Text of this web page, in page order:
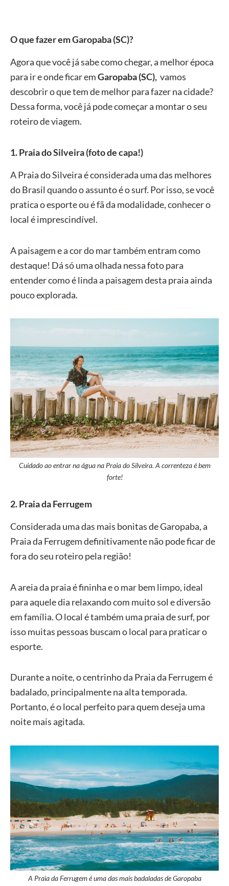
O que fazer em Garopaba(SC)?
Agora que você já sabe como chegar, a melhor época
para ir e onde ficar emGaropaba(SC), vamos
descobrir o que tem de melhor para fazer na cidade?
Dessa forma, você já pode começar a montar o seu
roteiro de viagem.
1.Praia do Silveira (foto de capa!)
A Praia do Silveira é considerada uma das melhores
do Brasil quando o assunto é o surf. Por isso, se você
pratica o esporte ou é fã da modalidade, conhecer o
local é imprescindível.
A paisagem e a cor do mar também entram como
destaque! Dá só uma olhada nessa foto para
entender como é linda a paisagem desta praia ainda
pouco explorada.
Cuidado ao entrar na água na Praia do Silveira. A correnteza é bem
forte!
2.Praia da Ferrugem
Considerada uma das mais bonitas de Garopaba, a
Praia da Ferrugem definitivamente não pode ficar de
fora do seu roteiro pela região!
A areia da praia é fininha e o mar bem limpo, ideal
para aquele dia relaxando com muito sol e diversão
em família. O local é também uma praia de surf, por
isso muitas pessoas buscam o local para praticar o
esporte.
Durante a noite, o centrinho da Praia da Ferrugem é
badalado, principalmente na alta temporada.
Portanto, é o local perfeito para quem deseja uma
noite mais agitada.
A Praia da Ferrugem é uma das mais badaladas de Garopaba